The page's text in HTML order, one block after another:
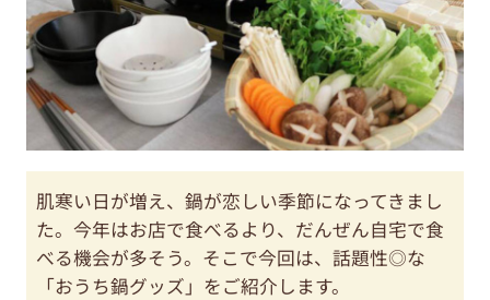
肌寒い日が増え、鍋が恋しい季節になってきまし
た。今年はお店で食べるより、だんぜん自宅で食
べる機会が多そう。そこで今回は、話題性◎な
「おうち鍋グッズ」をご紹介します。